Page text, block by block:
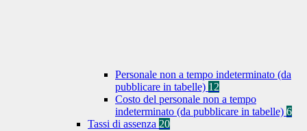
Personale non a tempo indeterminato (da
pubblicare in tabelle) 12
Costo del personale non a tempo
indeterminato (da pubblicare in tabelle) 6
Tassi di assenza 20